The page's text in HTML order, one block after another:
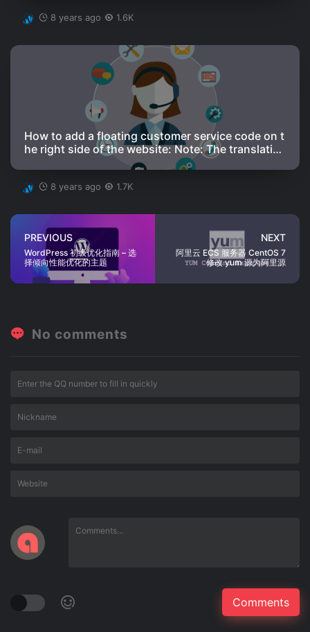
8 years ago 1.6K
How to add a floating customer service code on t
he right side of the website: Note: The translatio
n is in American English, and the original text is i
8 years ago 1.7K
PREVIOUS
WordPress 初级优化指南 – 选
择倾向性能优化的主题
NEXT
阿里云 ECS 服务器 CentOS 7
修改 yum 源为阿里源
No comments